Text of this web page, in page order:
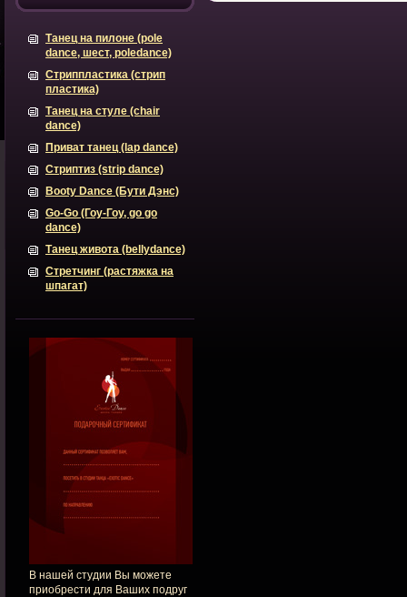
Танец на пилоне (pole
dance, шест, poledance)
Стриппластика (стрип
пластика)
Танец на стуле (chair
dance)
Приват танец (lap dance)
Стриптиз (strip dance)
Booty Dance (Бути Дэнс)
Go-Go (Гоу-Гоу, go go
dance)
Танец живота (bellydance)
Стретчинг (растяжка на
шпагат)
В нашей студии Вы можете
приобрести для Ваших подруг